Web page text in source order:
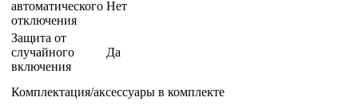
автоматического
отключения
Нет
Защита от
случайного
включения
Да
Комплектация/аксессуары в комплекте